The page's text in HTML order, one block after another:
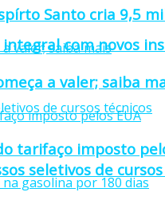
com novos
seletivos de
Santo cria 9,5
a valer; saiba
tarifaço imposto